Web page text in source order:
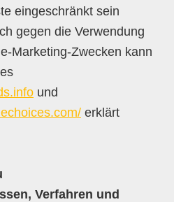
eingeschränkt sein
gegen die Verwendung
Marketing-Zwecken kann
und
erklärt
Verfahren und